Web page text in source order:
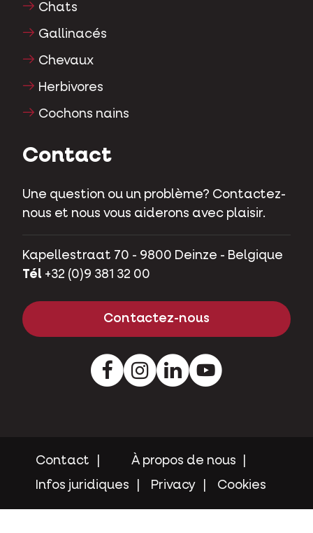
Chats
Gallinacés
Chevaux
Herbivores
Cochons nains
Contact
Une question ou un problème? Contactez-
nous et nous vous aiderons avec plaisir.
Kapellestraat 70 - 9800 Deinze - Belgique
Tél +32 (0)9 381 32 00
Contactez-nous
FacebookInstagramLinkedInYoutube
Contact
À propos de nous
Infos juridiques
Privacy Cookies